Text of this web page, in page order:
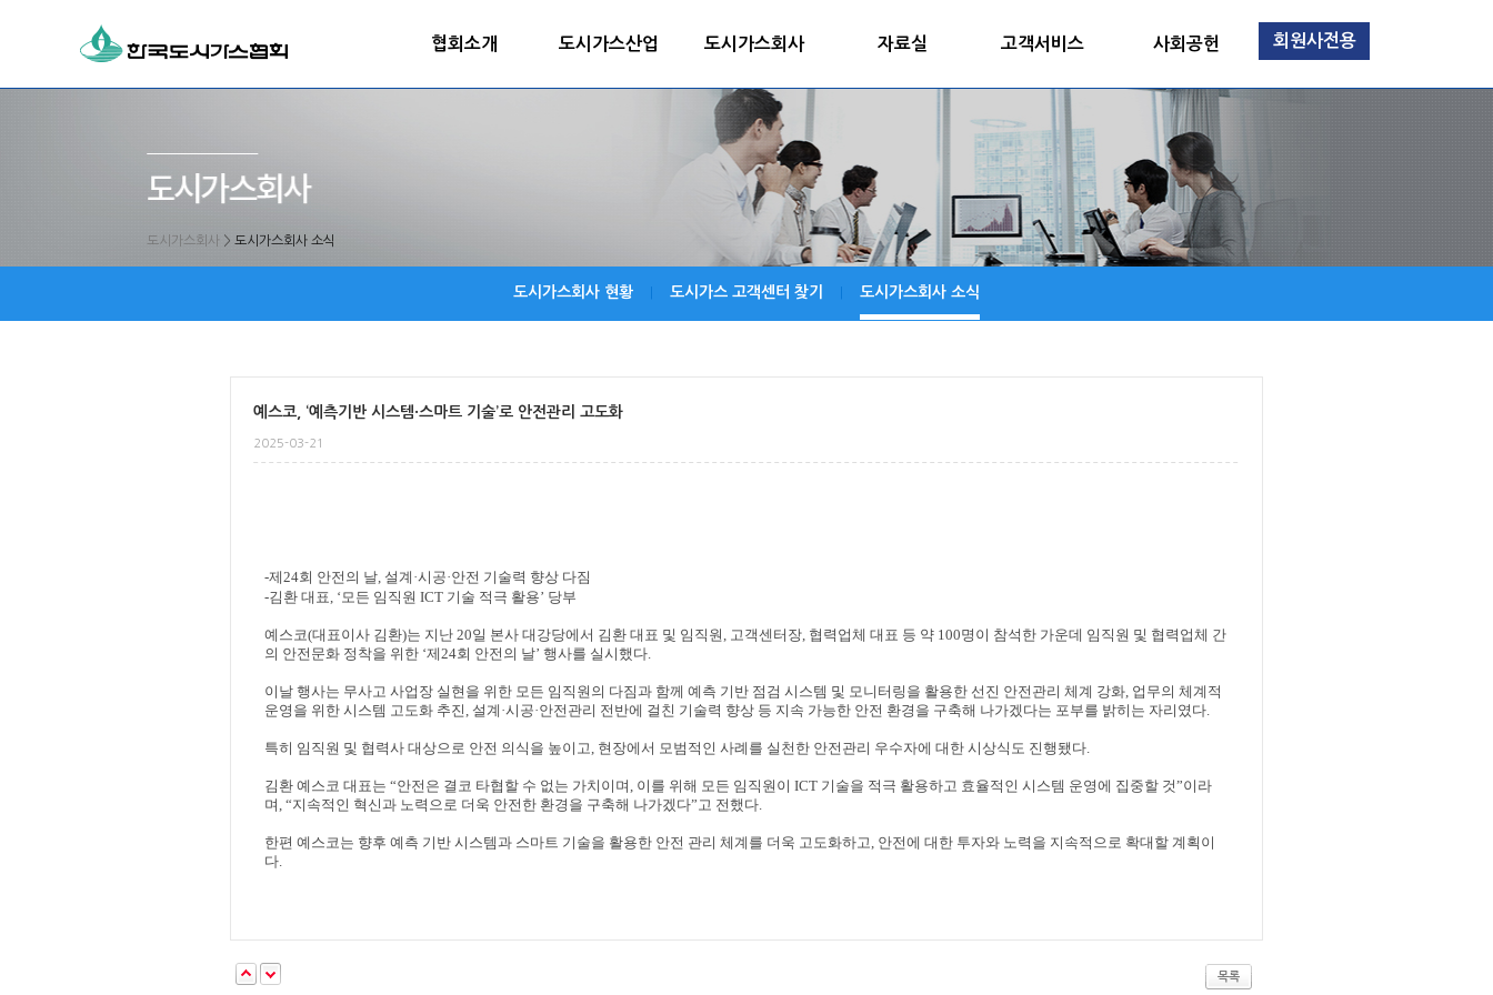
협회소개 도시가스산업 도시가스회사 자료실 고객서비스 사회공헌 회원사전용
도시가스회사 > 도시가스회사 소식
도시가스회사 현황 도시가스 고객센터 찾기 도시가스회사 소식
예스코, ‘예측기반 시스템·스마트 기술’로 안전관리 고도화
2025-03-21
-제24회 안전의 날, 설계 ·시공·안전 기술력 향상 다짐
-김환 대표, ‘모든 임직원 ICT 기술 적극 활용’ 당부
예스코(대표이사 김환)는 지난 20일 본사 대강당에서 김환 대표 및 임직원, 고객센터장, 협력업체 대표 등 약 100명이 참석한 가운데 임직원 및 협력업체 간
의 안전문화 정착을 위한 ‘제24회 안전의 날’ 행사를 실시했다.
이날 행사는 무사고 사업장 실현을 위한 모든 임직원의 다짐과 함께 예측 기반 점검 시스템 및 모니터링을 활용한 선진 안전관리 체계 강화, 업무의 체계적
운영을 위한 시스템 고도화 추진, 설계 ·시공·안전관리 전반에 걸친 기술력 향상 등 지속 가능한 안전 환경을 구축해 나가겠다는 포부를 밝히는 자리였다.
특히 임직원 및 협력사 대상으로 안전 의식을 높이고, 현장에서 모범적인 사례를 실천한 안전관리 우수자에 대한 시상식도 진행됐다.
김환 예스코 대표는 “안전은 결코 타협할 수 없는 가치이며, 이를 위해 모든 임직원이 ICT 기술을 적극 활용하고 효율적인 시스템 운영에 집중할 것”이라
며, “지속적인 혁신과 노력으로 더욱 안전한 환경을 구축해 나가겠다”고 전했다.
한편 예스코는 향후 예측 기반 시스템과 스마트 기술을 활용한 안전 관리 체계를 더욱 고도화하고, 안전에 대한 투자와 노력을 지속적으로 확대할 계획이
다.
목록